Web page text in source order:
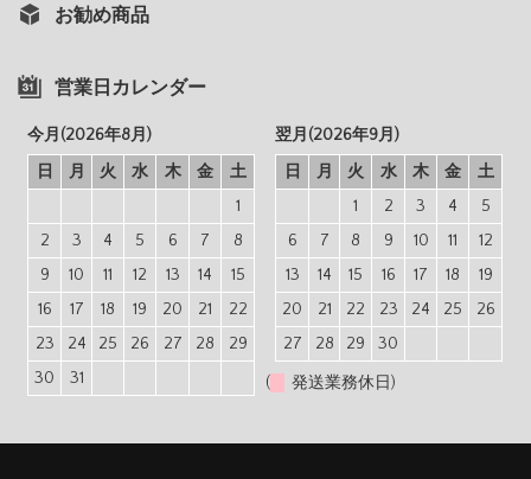
お勧め商品
営業日カレンダー
今月(2026年8月)
日
月 火 水 木 金
土
1
2
3 4 5 6 7
8
9
10 11 12 13 14
15
16
17 18 19 20 21
22
23
24 25 26 27 28
29
30
31
翌月(2026年9月)
日
月 火 水 木 金
土
1
2 3 4
5
6
7 8 9 10 11
12
13
14 15 16 17 18
19
20
21 22 23 24 25
26
27
28 29 30
( 発送業務休日)